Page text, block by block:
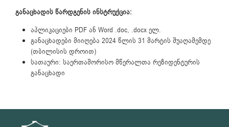
განაცხადის წარდგენის ინსტრუქცია:
აპლიკაციები PDF ან Word .doc, .docx ელ.
განაცხადები მიიღება 2024 წლის 31 მარტის შუაღამემდე
(თბილისის დროით)
სათაური: საერთაშორისო მწერალთა რეზიდენტურის
განაცხადი